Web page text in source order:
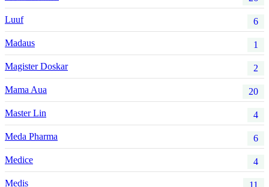
Luuf 6
Madaus 1
Magister Doskar 2
Mama Aua 20
Master Lin 4
Meda Pharma 6
Medice 4
Medis 11